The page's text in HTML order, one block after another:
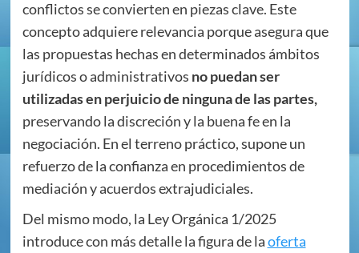
conflictos se convierten en piezas clave. Este
concepto adquiere relevancia porque asegura que
las propuestas hechas en determinados ámbitos
jurídicos o administrativos no puedan ser
utilizadas en perjuicio de ninguna de las partes,
preservando la discreción y la buena fe en la
negociación. En el terreno práctico, supone un
refuerzo de la confianza en procedimientos de
mediación y acuerdos extrajudiciales.
Del mismo modo, la Ley Orgánica 1/2025
introduce con más detalle la figura de laoferta